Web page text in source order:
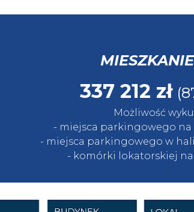
MIESZKANIE
337 212 zł
Możliwość
- miejsca parkingowego na
- miejsca parkingowego w
- komórki lokatorskiej